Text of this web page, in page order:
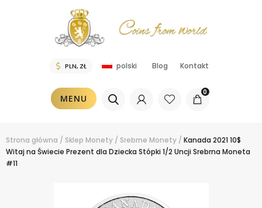
polski Blog Kontakt
MENU
0
Strona główna / Sklep Monety / Srebrne Monety / Kanada 2021 10$
Witaj na Świecie Prezent dla Dziecka Stópki 1/2 Uncji Srebrna Moneta
#11